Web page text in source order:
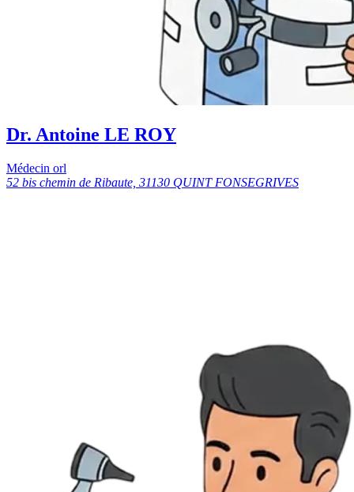
Dr. Antoine LE ROY
Médecin orl
52 bis chemin de Ribaute, 31130 QUINT FONSEGRIVES